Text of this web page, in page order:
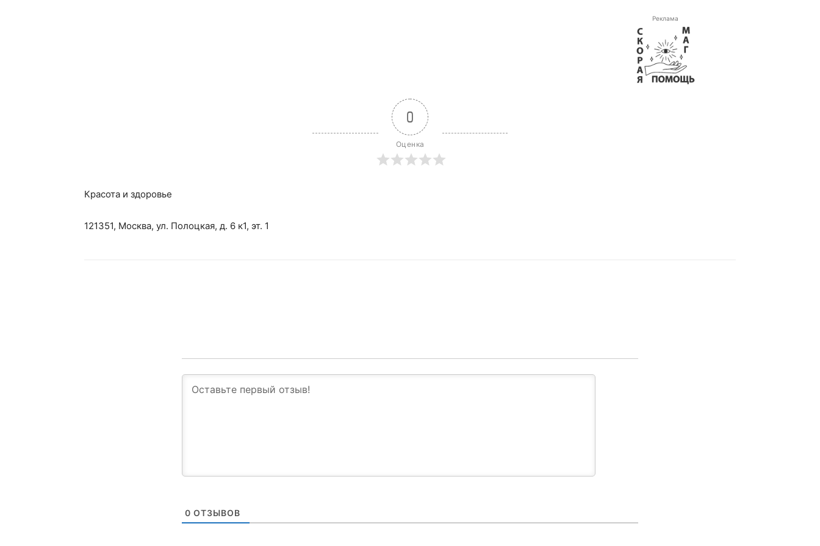
Реклама
0
Оценка
Красота и здоровье
121351, Москва, ул. Полоцкая, д. 6 к1, эт. 1
0 ОТЗЫВОВ